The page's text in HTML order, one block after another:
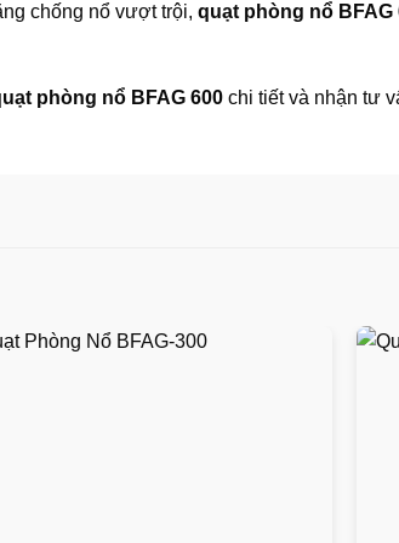
chống nổ vượt trội, quạt phòng nổ BFAG
phòng nổ BFAG 600 chi tiết và nhận tư